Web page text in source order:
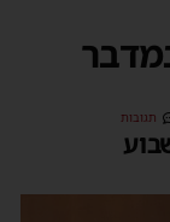
תגובות
השבוע